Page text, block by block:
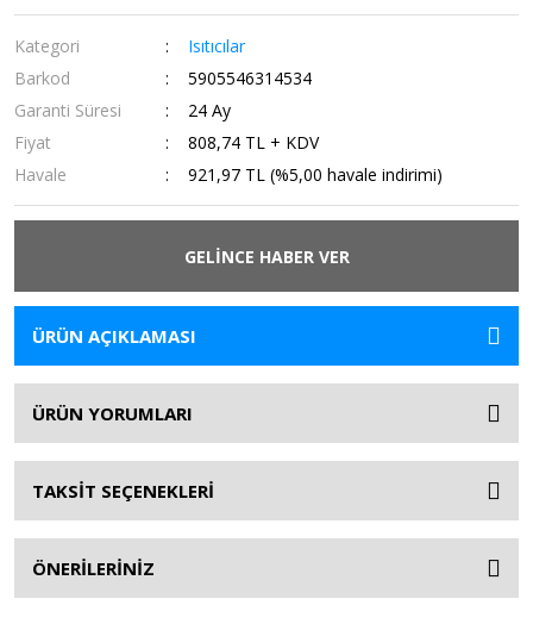
Kategori
Isıtıcılar
Barkod
5905546314534
Garanti Süresi
24 Ay
Fiyat
808,74 TL + KDV
Havale
921,97 TL (%5,00 havale indirimi)
GELİNCE HABER VER
ÜRÜN AÇIKLAMASI
ÜRÜN YORUMLARI
TAKSİT SEÇENEKLERİ
ÖNERİLERİNİZ